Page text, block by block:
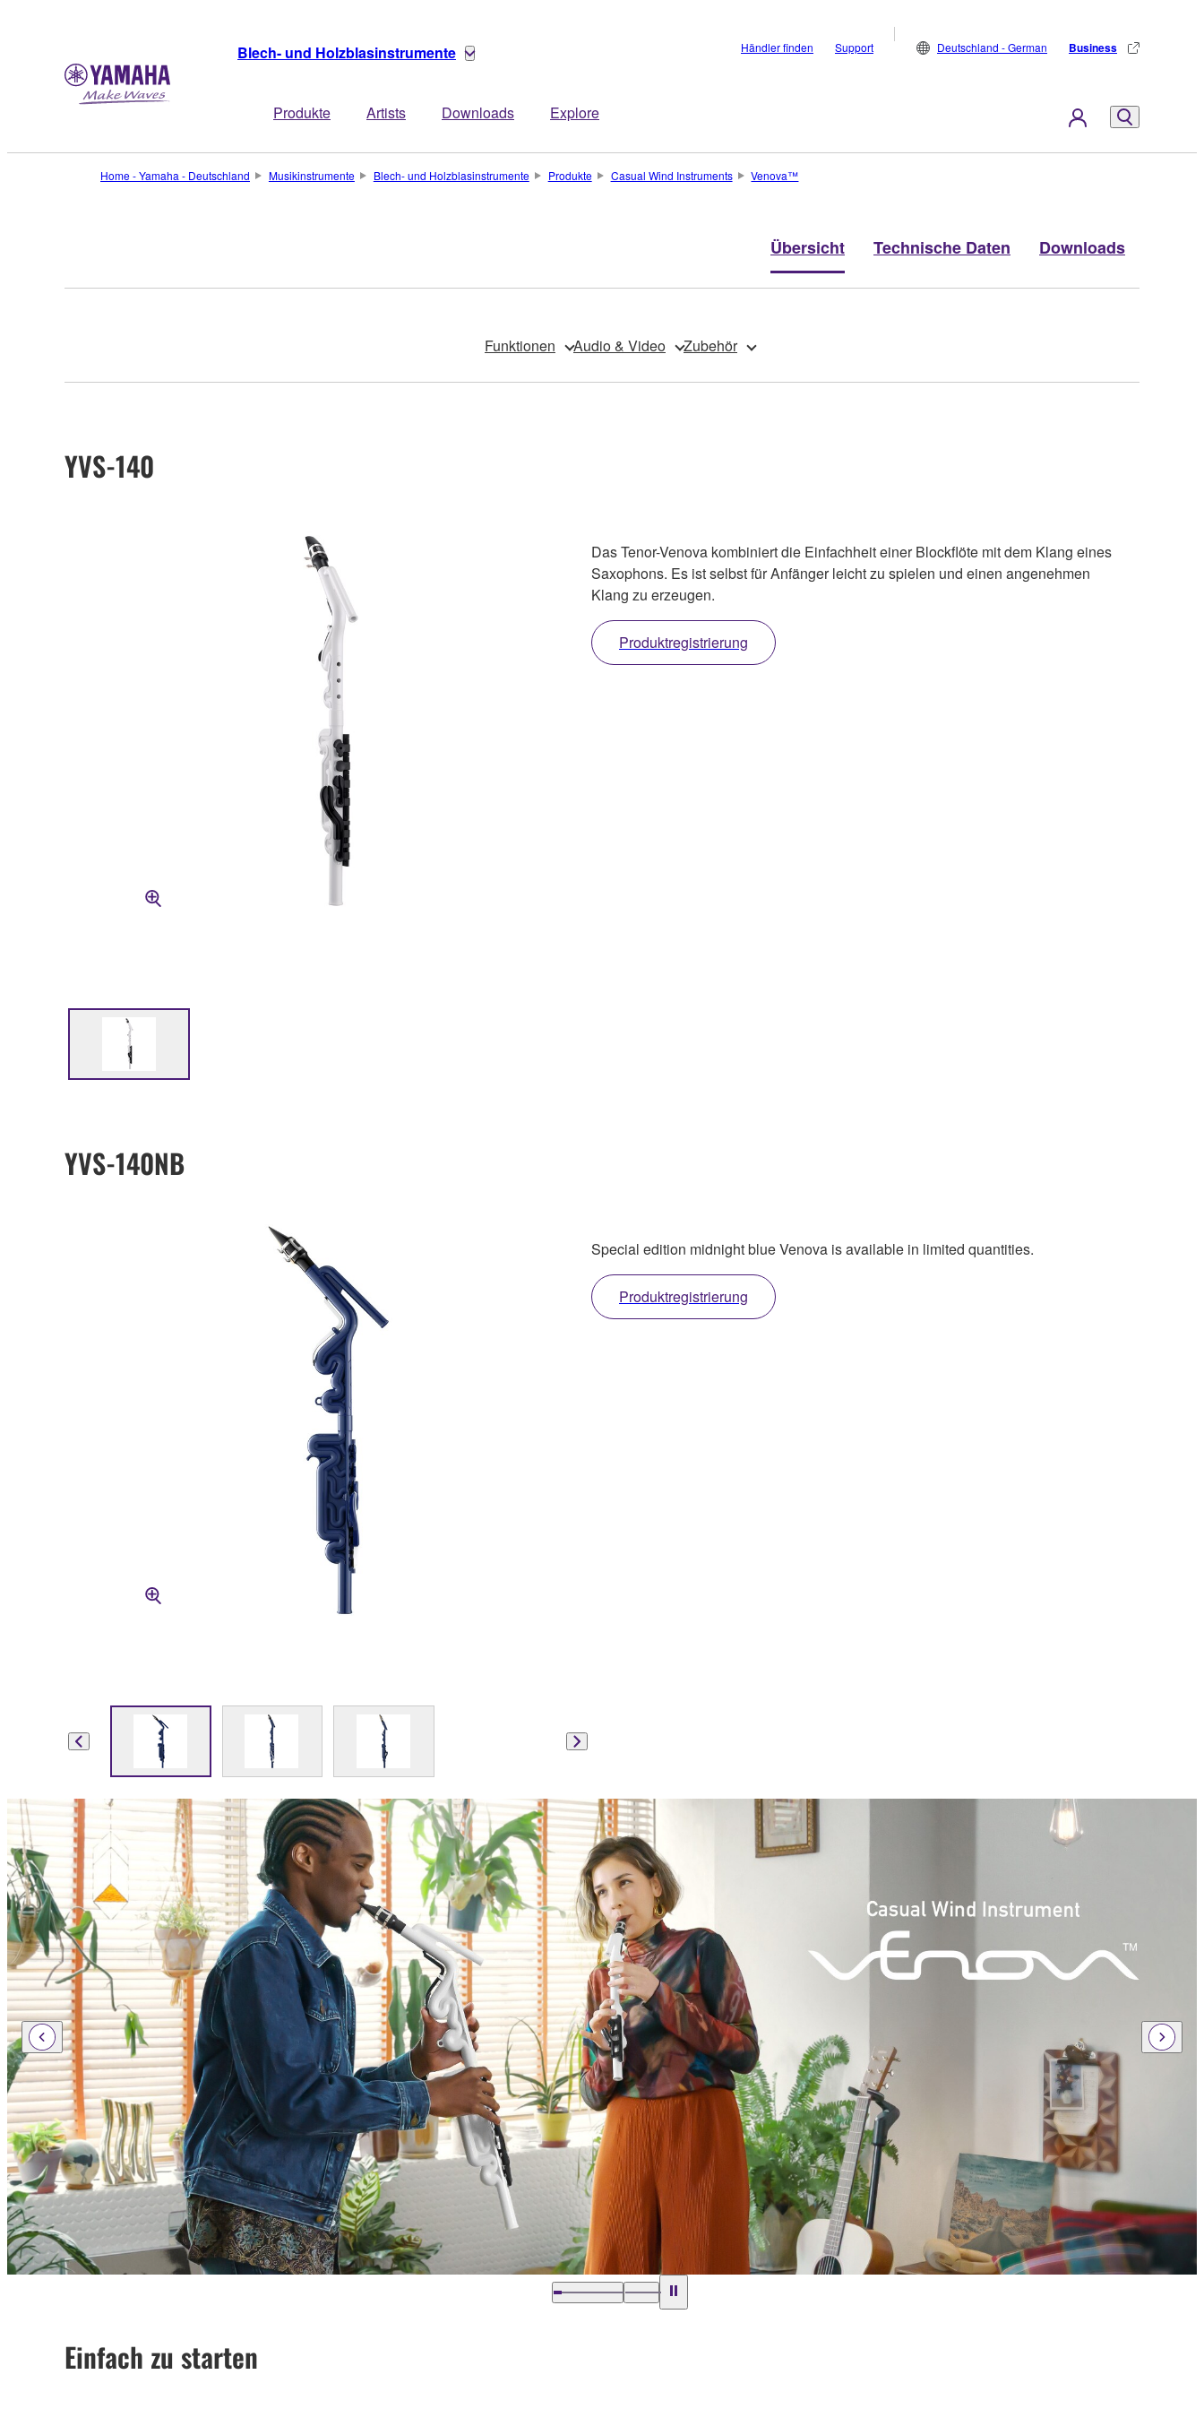
Blech- und Holzblasinstrumente
Produkte Artists Downloads Explore
Händler finden Support Deutschland - German Business
Home - Yamaha - Deutschland Musikinstrumente Blech- und Holzblasinstrumente Produkte Casual Wind Instruments Venova™
Übersicht Technische Daten Downloads
Funktionen Audio & Video Zubehör
YVS-140
Das Tenor-Venova kombiniert die Einfachheit einer Blockflöte mit dem Klang eines
Saxophons. Es ist selbst für Anfänger leicht zu spielen und einen angenehmen
Klang zu erzeugen.
Produktregistrierung
YVS-140NB
Special edition midnight blue Venova is available in limited quantities.
Produktregistrierung
Einfach zu starten